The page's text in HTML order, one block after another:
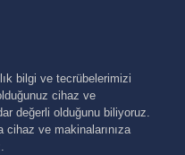
bilgi ve tecrübelerimizi
cihaz ve
değerli olduğunu biliyoruz.
cihaz ve makinalarınıza